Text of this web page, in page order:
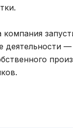
компания
деятельности —